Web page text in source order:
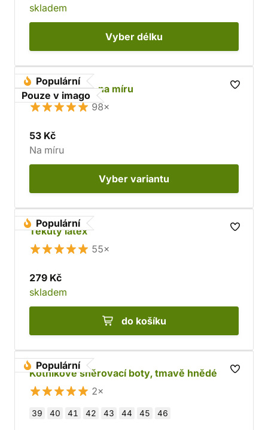
skladem
Vyber délku
Populární
Pouze v imago
Hovězí kůže - na míru
98×
53 Kč
Na míru
Vyber variantu
Populární
Tekutý latex
55×
279 Kč
skladem
do košíku
Populární
Kotníkové šněrovací boty, tmavě hnědé
2×
39 40 41 42 43 44 45 46